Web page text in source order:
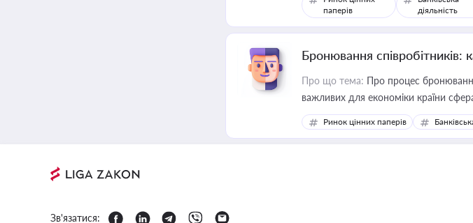
паперів
діяльність
Бронювання співробітників:
Про що тема: Про процес
важливих для економіки країни
Ринок цінних паперів
Зв'язатися: